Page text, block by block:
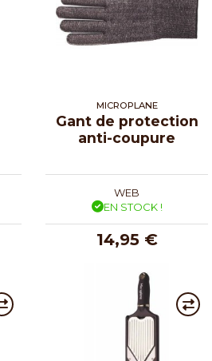
MICROPLANE
Gant de protection
anti-coupure
WEB
EN STOCK !
14,95 €